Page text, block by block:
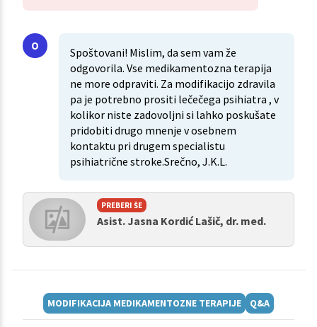
Spoštovani! Mislim, da sem vam že
odgovorila. Vse medikamentozna terapija
ne more odpraviti. Za modifikacijo zdravila
pa je potrebno prositi lečečega psihiatra , v
kolikor niste zadovoljni si lahko poskušate
pridobiti drugo mnenje v osebnem
kontaktu pri drugem specialistu
psihiatrične stroke.Srečno, J.K.L.
PREBERI ŠE
Asist. Jasna Kordić Lašič, dr. med.
MODIFIKACIJA MEDIKAMENTOZNE TERAPIJE Q&A